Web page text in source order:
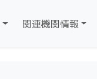
関連機関情報